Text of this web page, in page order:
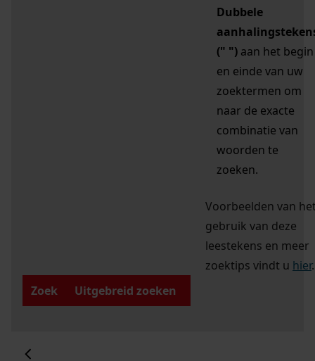
Dubbele
(" ") aan het begin
en einde van uw
zoektermen om
naar de exacte
combinatie van
woorden te
zoeken.
Voorbeelden van
gebruik van deze
leestekens en meer
zoektips vindt u hier.
Zoek
Uitgebreid zoeken